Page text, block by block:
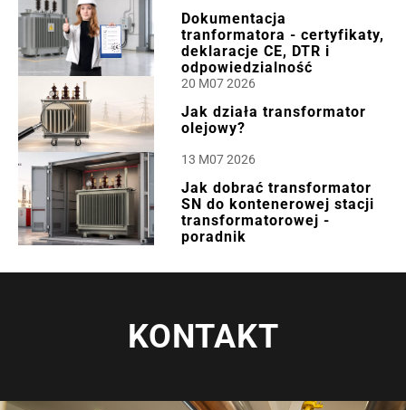
Dokumentacja
tranformatora - certyfikaty,
deklaracje CE, DTR i
odpowiedzialność
20 M07 2026
Jak działa transformator
olejowy?
13 M07 2026
Jak dobrać transformator
SN do kontenerowej stacji
transformatorowej -
poradnik
KONTAKT